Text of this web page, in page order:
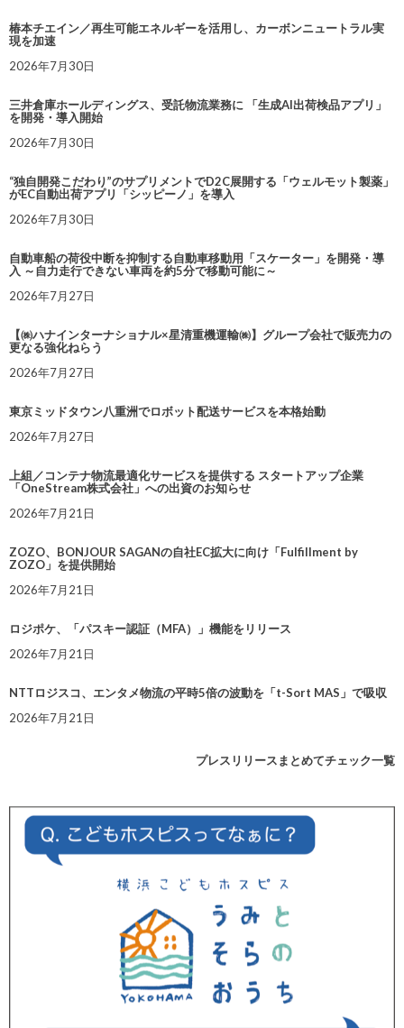
椿本チエイン／再生可能エネルギーを活用し、カーボンニュートラル実
現を加速
2026年7月30日
三井倉庫ホールディングス、受託物流業務に 「生成AI出荷検品アプリ」
を開発・導入開始
2026年7月30日
“独自開発こだわり”のサプリメントでD2C展開する「ウェルモット製薬」
がEC自動出荷アプリ「シッピーノ」を導入
2026年7月30日
自動車船の荷役中断を抑制する自動車移動用「スケーター」を開発・導
入 ～自力走行できない車両を約5分で移動可能に～
2026年7月27日
【㈱ハナインターナショナル×星清重機運輸㈱】グループ会社で販売力の
更なる強化ねらう
2026年7月27日
東京ミッドタウン八重洲でロボット配送サービスを本格始動
2026年7月27日
上組／コンテナ物流最適化サービスを提供する スタートアップ企業
「OneStream株式会社」への出資のお知らせ
2026年7月21日
ZOZO、BONJOUR SAGANの自社EC拡大に向け「Fulfillment by
ZOZO」を提供開始
2026年7月21日
ロジポケ、「パスキー認証（MFA）」機能をリリース
2026年7月21日
NTTロジスコ、エンタメ物流の平時5倍の波動を「t-Sort MAS」で吸収
2026年7月21日
プレスリリースまとめてチェック一覧